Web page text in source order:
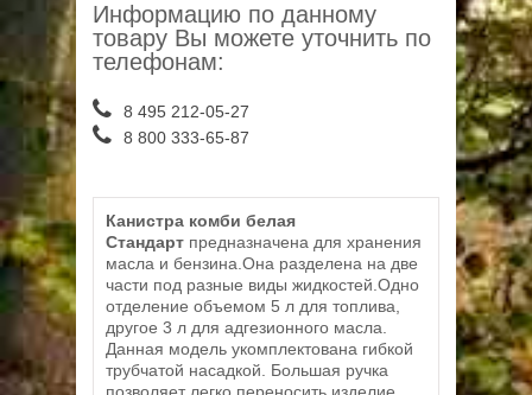
Информацию по данному
товару Вы можете уточнить по
телефонам:
8 495 212-05-27
8 800 333-65-87
Канистра комби белая
Стандарт предназначена для хранения
масла и бензина.Она разделена на две
части под разные виды жидкостей.Одно
отделение объемом 5 л для топлива,
другое 3 л для адгезионного масла.
Данная модель укомплектована гибкой
трубчатой насадкой. Большая ручка